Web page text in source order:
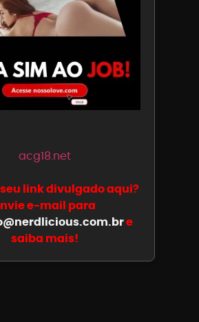
acg18.net
link divulgado aqui?
e-mail para
e
saiba mais!